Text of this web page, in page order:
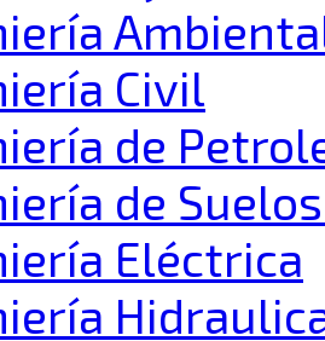
Civil
de
de
Eléctrica